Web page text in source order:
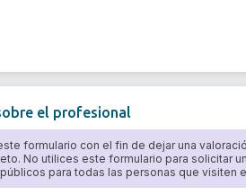
el profesional
formulario con el fin de dejar una
No utilices este formulario para solicitar
para todas las personas que visiten